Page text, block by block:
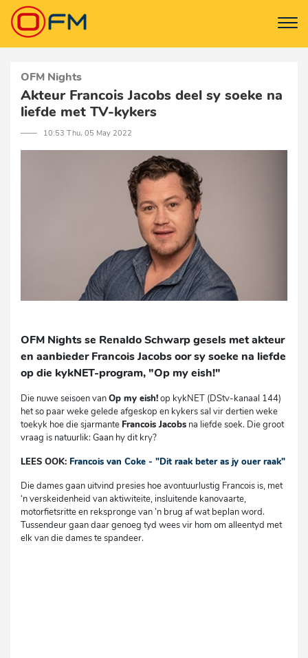
OFM Nights
Akteur Francois Jacobs deel sy soeke na
liefde met TV-kykers
─── 10:53 Thu, 05 May 2022
OFM Nights se Renaldo Schwarp gesels met akteur
en aanbieder Francois Jacobs oor sy soeke na liefde
op die kykNET-program, "Op my eish!"
Die nuwe seisoen vanOp my eish!op kykNET (DStv-kanaal 144)
het so paar weke gelede afgeskop en kykers sal vir dertien weke
toekyk hoe die sjarmante Francois Jacobs na liefde soek. Die groot
vraag is natuurlik: Gaan hy dit kry?
LEES OOK: Francois van Coke - "Dit raak beter as jy ouer raak"
Die dames gaan uitvind presies hoe avontuurlustig Francois is, met
‘n verskeidenheid van aktiwiteite, insluitende kanovaarte,
motorfietsritte en rekspronge van ’n brug af wat beplan word.
Tussendeur gaan daar genoeg tyd wees vir hom om alleentyd met
elk van die dames te spandeer.